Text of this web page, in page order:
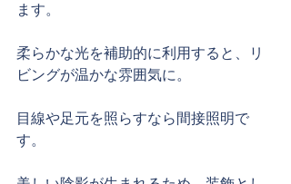
ます。
柔らかな光を補助的に利用すると、リ
ビングが温かな雰囲気に。
目線や足元を照らすなら間接照明で
す。